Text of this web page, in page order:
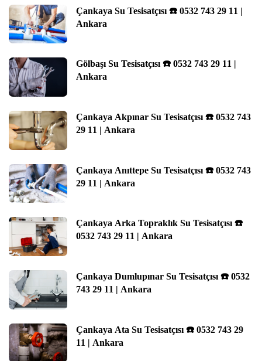
Çankaya Su Tesisatçısı ☎️ 0532 743 29 11 |
Ankara
Gölbaşı Su Tesisatçısı ☎️ 0532 743 29 11 |
Ankara
Çankaya Akpınar Su Tesisatçısı ☎️ 0532 743
29 11 | Ankara
Çankaya Anıttepe Su Tesisatçısı ☎️ 0532 743
29 11 | Ankara
Çankaya Arka Topraklık Su Tesisatçısı ☎️
0532 743 29 11 | Ankara
Çankaya Dumlupınar Su Tesisatçısı ☎️ 0532
743 29 11 | Ankara
Çankaya Ata Su Tesisatçısı ☎️ 0532 743 29
11 | Ankara